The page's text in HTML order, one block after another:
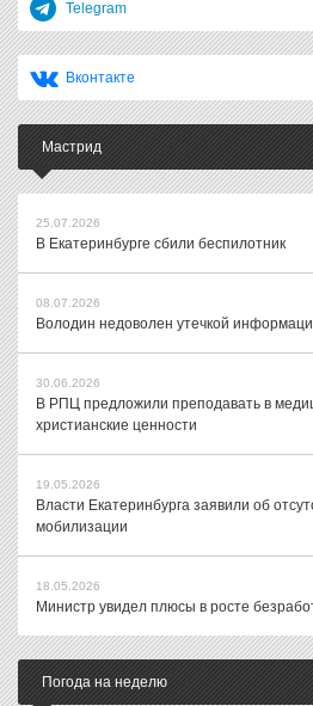
Telegram
Вконтакте
Мастрид
25.07.2026
В Екатеринбурге сбили беспилотник
08.07.2026
Володин недоволен утечкой
30.06.2026
В РПЦ предложили преподавать в
христианские ценности
19.05.2026
Власти Екатеринбурга заявили об
мобилизации
18.05.2026
Министр увидел плюсы в росте
Погода на неделю